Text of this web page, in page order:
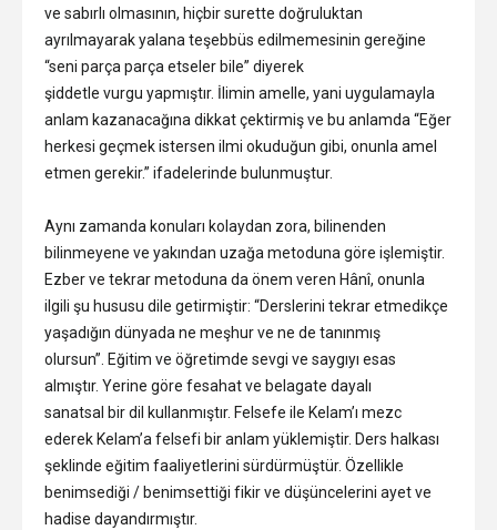
ve sabırlı olmasının, hiçbir surette doğruluktan
ayrılmayarak yalana teşebbüs edilmemesinin gereğine
“seni parça parça etseler bile” diyerek
şiddetle vurgu yapmıştır. İlimin amelle, yani uygulamayla
anlam kazanacağına dikkat çektirmiş ve bu anlamda “Eğer
herkesi geçmek istersen ilmi okuduğun gibi, onunla amel
etmen gerekir.” ifadelerinde bulunmuştur.
Aynı zamanda konuları kolaydan zora, bilinenden
bilinmeyene ve yakından uzağa metoduna göre işlemiştir.
Ezber ve tekrar metoduna da önem veren Hânî, onunla
ilgili şu hususu dile getirmiştir: “Derslerini tekrar etmedikçe
yaşadığın dünyada ne meşhur ve ne de tanınmış
olursun”. Eğitim ve öğretimde sevgi ve saygıyı esas
almıştır. Yerine göre fesahat ve belagate dayalı
sanatsal bir dil kullanmıştır. Felsefe ile Kelam’ı mezc
ederek Kelam’a felsefi bir anlam yüklemiştir. Ders halkası
şeklinde eğitim faaliyetlerini sürdürmüştür. Özellikle
benimsediği / benimsettiği fikir ve düşüncelerini ayet ve
hadise dayandırmıştır.